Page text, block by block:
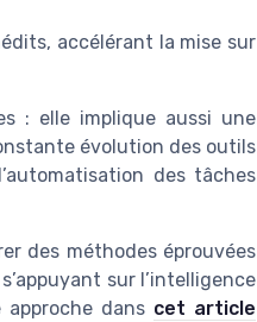
accélérant la mise sur
: elle implique aussi une
évolution des outils
des tâches
des méthodes éprouvées
sur l’intelligence
dans cet article